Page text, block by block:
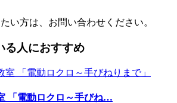
い方は、お問い合わせください。
る人におすすめ
「電動ロクロ～手びね…